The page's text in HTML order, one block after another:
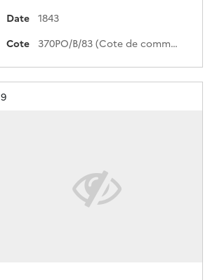
Date
1843
Cote
370PO/B/83 (Cote de commande)
Résultat n°
9